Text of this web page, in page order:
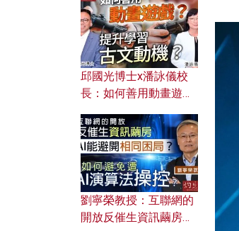
邱國光博士x潘詠儀校
長：如何善用動畫遊戲
劉寧榮教授：互聯網的
開放反催生資訊繭房，